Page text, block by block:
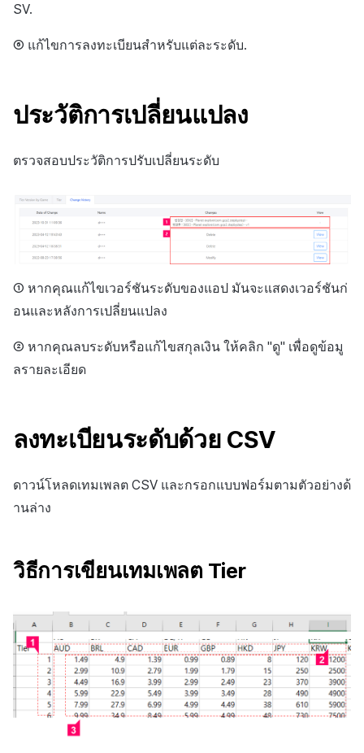
SV.
⑥ แก้ไขการลงทะเบียนสำหรับแต่ละระดับ.
ประวัติการเปลี่ยนแปลง
ตรวจสอบประวัติการปรับเปลี่ยนระดับ
① หากคุณแก้ไขเวอร์ชันระดับของแอป มันจะแสดงเวอร์ชันก่
อนและหลังการเปลี่ยนแปลง
② หากคุณลบระดับหรือแก้ไขสกุลเงิน ให้คลิก "ดู" เพื่อดูข้อมู
ลรายละเอียด
ลงทะเบียนระดับด้วย CSV
ดาวน์โหลดเทมเพลต CSV และกรอกแบบฟอร์มตามตัวอย่างด้
านล่าง
วิธีการเขียนเทมเพลต Tier